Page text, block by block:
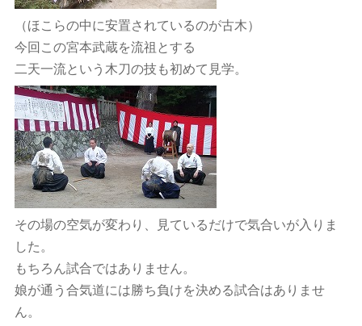
（ほこらの中に安置されているのが古木）
今回この宮本武蔵を流祖とする
二天一流という木刀の技も初めて見学。
その場の空気が変わり、見ているだけで気合いが入りま
した。
もちろん試合ではありません。
娘が通う合気道には勝ち負けを決める試合はありませ
ん。